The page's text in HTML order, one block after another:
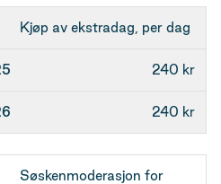
Kjøp av ekstradag, per dag
240 kr
240 kr
Søskenmoderasjon for